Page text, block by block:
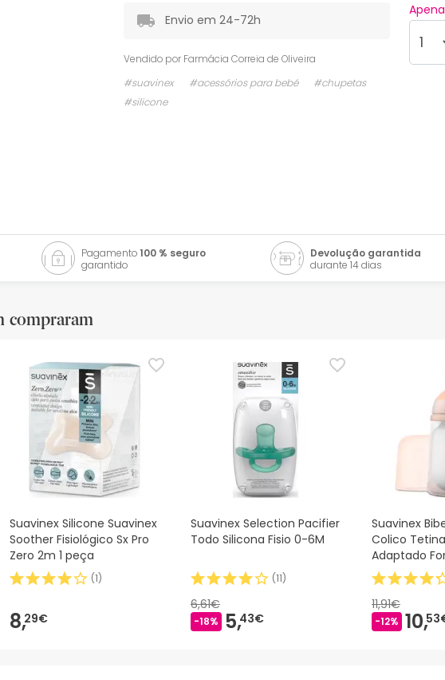
Envio em 24-72h
Vendido por Farmácia Correia de Oliveira
#suavinex
#acessórios para bebé
#chupetas
#silicone
Pagamento100 % seguro
garantido
Devolução garantida
durante 14 dias
compraram
Suavinex Silicone Suavinex
Soother Fisiológico Sx Pro
Zero 2m 1 peça
(1)
8,29€
Suavinex Selection Pacifier
Todo Silicona Fisio 0-6M
(11)
6,61€
-18% 5,43€
Suavinex
Colico
Adaptado
180ml
11,91€
-12% 10,